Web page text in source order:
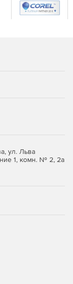
ясное
ул. Льва
1, комн. № 2, 2а